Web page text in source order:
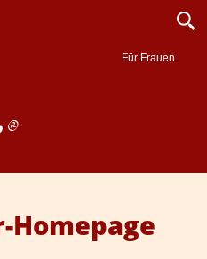
Für Frauen
Homepage